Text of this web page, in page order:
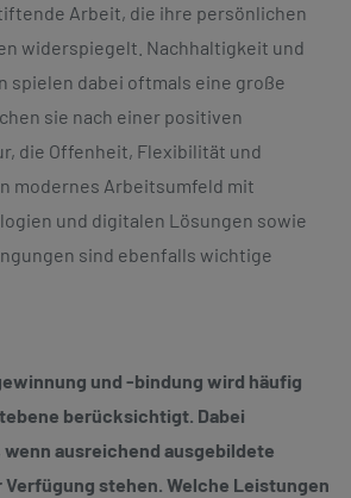
Arbeit, die ihre persönlichen
widerspiegelt. Nachhaltigkeit und
spielen dabei oftmals eine große
sie nach einer positiven
die Offenheit, Flexibilität und
modernes Arbeitsumfeld mit
und digitalen Lösungen sowie
sind ebenfalls wichtige
und -bindung wird häufig
berücksichtigt. Dabei
ausreichend ausgebildete
stehen. Welche Leistungen